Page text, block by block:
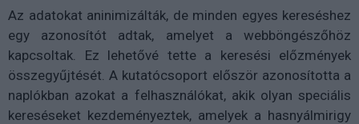
Az adatokat aninimizálták, de minden egyes kereséshez
egy azonosítót adtak, amelyet a webböngészőhöz
kapcsoltak. Ez lehetővé tette a keresési előzmények
összegyűjtését. A kutatócsoport először azonosította a
naplókban azokat a felhasználókat, akik olyan speciális
kereséseket kezdeményeztek, amelyek a hasnyálmirigy